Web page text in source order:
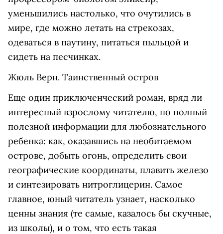
уменьшились настолько, что очутились в
мире, где можно летать на стрекозах,
одеваться в паутину, питаться пыльцой и
сидеть на песчинках.
Жюль Верн. Таинственный остров
Еще один приключенческий роман, вряд ли
интересный взрослому читателю, но полный
полезной информации для любознательного
ребенка: как, оказавшись на необитаемом
острове, добыть огонь, определить свои
географические координаты, плавить железо
и синтезировать нитроглицерин. Самое
главное, юный читатель узнает, насколько
ценны знания (те самые, казалось бы скучные,
из школы), и о том, что есть такая